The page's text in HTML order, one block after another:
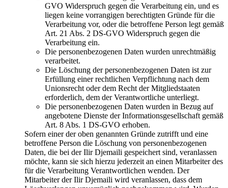
GVO Widerspruch gegen die Verarbeitung ein, und es
liegen keine vorrangigen berechtigten Gründe für die
Verarbeitung vor, oder die betroffene Person legt gemäß
Art. 21 Abs. 2 DS-GVO Widerspruch gegen die
Verarbeitung ein.
Die personenbezogenen Daten wurden unrechtmäßig
verarbeitet.
Die Löschung der personenbezogenen Daten ist zur
Erfüllung einer rechtlichen Verpflichtung nach dem
Unionsrecht oder dem Recht der Mitgliedstaaten
erforderlich, dem der Verantwortliche unterliegt.
Die personenbezogenen Daten wurden in Bezug auf
angebotene Dienste der Informationsgesellschaft gemäß
Art. 8 Abs. 1 DS-GVO erhoben.
Sofern einer der oben genannten Gründe zutrifft und eine
betroffene Person die Löschung von personenbezogenen
Daten, die bei der Ilir Djemaili gespeichert sind, veranlassen
möchte, kann sie sich hierzu jederzeit an einen Mitarbeiter des
für die Verarbeitung Verantwortlichen wenden. Der
Mitarbeiter der Ilir Djemaili wird veranlassen, dass dem